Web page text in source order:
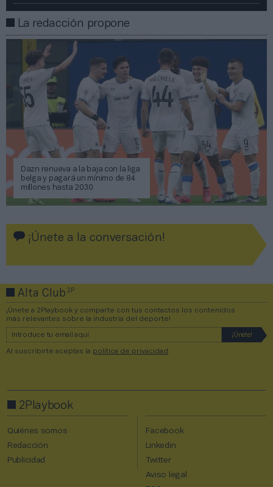
La redacción propone
Dazn renueva a la baja con la liga
belga y pagará un mínimo de 84
millones hasta 2030
¡Únete a la conversación!
Alta Club2P
¡Únete a 2Playbook y comparte con tus contactos los contenidos
más relevantes sobre la industria del deporte!
Al suscribirte aceptas la política de privacidad
2Playbook
Quiénes somos
Redacción
Publicidad
Facebook
Linkedin
Twitter
Aviso legal